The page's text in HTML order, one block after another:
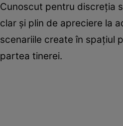
Cunoscut pentru discreția
clar și plin de apreciere la
scenariile create în spațiul
partea tinerei.